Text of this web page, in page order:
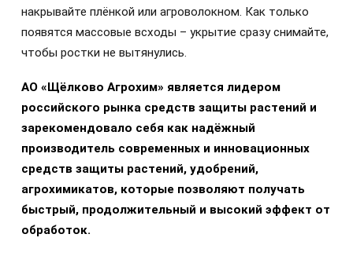
накрывайте плёнкой или агроволокном. Как только
появятся массовые всходы – укрытие сразу снимайте,
чтобы ростки не вытянулись.
АО «Щёлково Агрохим» является лидером
российского рынка средств защиты растений и
зарекомендовало себя как надёжный
производитель современных и инновационных
средств защиты растений, удобрений,
агрохимикатов, которые позволяют получать
быстрый, продолжительный и высокий эффект от
обработок.